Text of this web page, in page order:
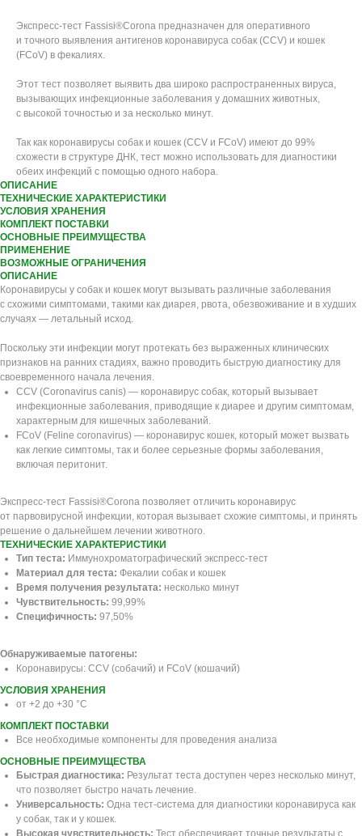
Экспресс-тест Fassisi®Corona предназначен для оперативного
и точного выявления антигенов коронавируса собак (CCV) и кошек
(FCoV) в фекалиях.
Этот тест позволяет выявить два широко распространенных вируса,
вызывающих инфекционные заболевания у домашних животных,
с высокой точностью и за несколько минут.
Так как коронавирусы собак и кошек (CCV и FCoV) имеют до 99%
схожести в структуре ДНК, тест можно использовать для диагностики
обеих инфекций с помощью одного набора.
ОПИСАНИЕ
ТЕХНИЧЕСКИЕ ХАРАКТЕРИСТИКИ
УСЛОВИЯ ХРАНЕНИЯ
КОМПЛЕКТ ПОСТАВКИ
ОСНОВНЫЕ ПРЕИМУЩЕСТВА
ПРИМЕНЕНИЕ
ВОЗМОЖНЫЕ ОГРАНИЧЕНИЯ
ОПИСАНИЕ
Коронавирусы у собак и кошек могут вызывать различные заболевания
с схожими симптомами, такими как диарея, рвота, обезвоживание и в худших
случаях — летальный исход.
Поскольку эти инфекции могут протекать без выраженных клинических
признаков на ранних стадиях, важно проводить быструю диагностику для
своевременного начала лечения.
CCV (Coronavirus canis) — коронавирус собак, который вызывает
инфекционные заболевания, приводящие к диарее и другим симптомам,
характерным для кишечных заболеваний.
FCoV (Feline coronavirus) — коронавирус кошек, который может вызвать
как легкие симптомы, так и более серьезные формы заболевания,
включая перитонит.
Экспресс-тест Fassisi®Corona позволяет отличить коронавирус
от парвовирусной инфекции, которая вызывает схожие симптомы, и принять
решение о дальнейшем лечении животного.
ТЕХНИЧЕСКИЕ ХАРАКТЕРИСТИКИ
Тип теста: Иммунохроматографический экспресс-тест
Материал для теста: Фекалии собак и кошек
Время получения результата: несколько минут
Чувствительность: 99,99%
Специфичность: 97,50%
Обнаруживаемые патогены:
Коронавирусы: CCV (собачий) и FCoV (кошачий)
УСЛОВИЯ ХРАНЕНИЯ
от +2 до +30 °C
КОМПЛЕКТ ПОСТАВКИ
Все необходимые компоненты для проведения анализа
ОСНОВНЫЕ ПРЕИМУЩЕСТВА
Быстрая диагностика: Результат теста доступен через несколько минут,
что позволяет быстро начать лечение.
Универсальность: Одна тест-система для диагностики коронавируса как
у собак, так и у кошек.
Высокая чувствительность: Тест обеспечивает точные результаты с